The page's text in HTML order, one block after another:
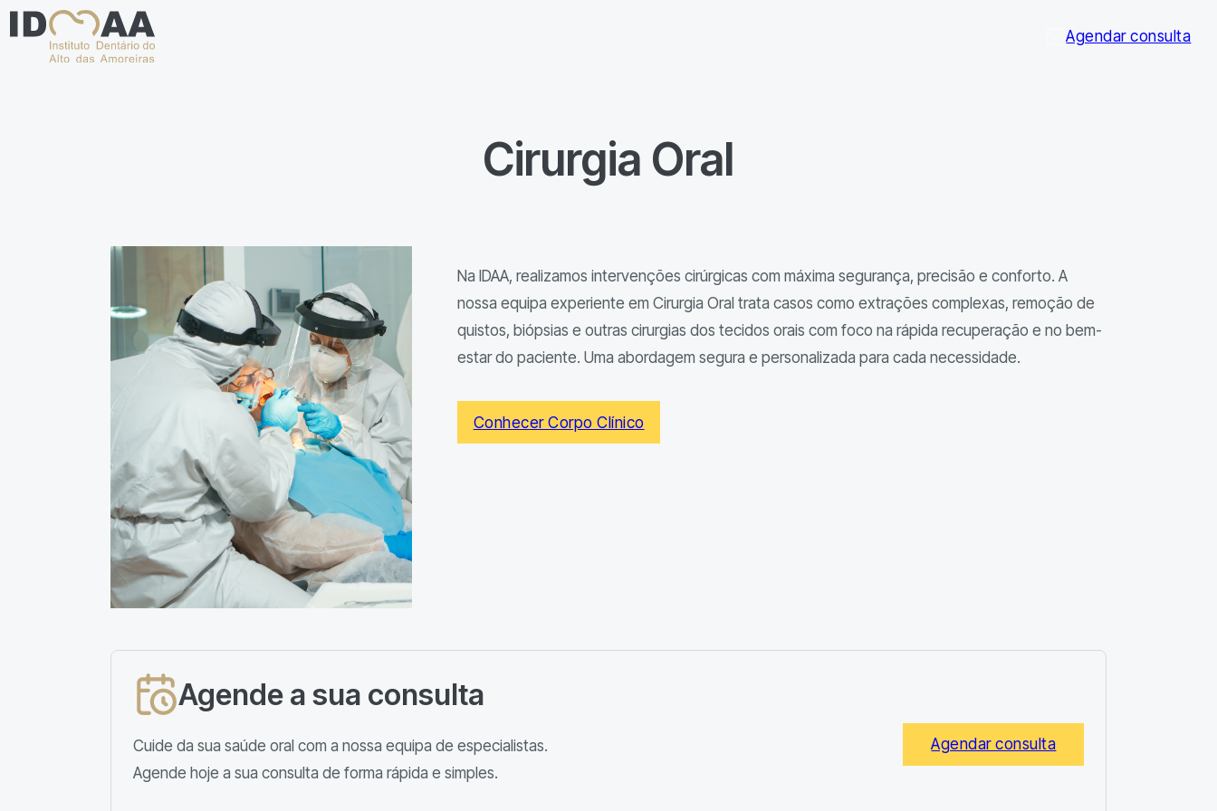
Agendar consulta
Cirurgia Oral
Na IDAA, realizamos intervenções cirúrgicas com máxima segurança, precisão e conforto. A
nossa equipa experiente em Cirurgia Oral trata casos como extrações complexas, remoção de
quistos, biópsias e outras cirurgias dos tecidos orais com foco na rápida recuperação e no bem-
estar do paciente. Uma abordagem segura e personalizada para cada necessidade.
Conhecer Corpo Clínico
Agende a sua consulta
Cuide da sua saúde oral com a nossa equipa de especialistas.
Agende hoje a sua consulta de forma rápida e simples.
Agendar consulta